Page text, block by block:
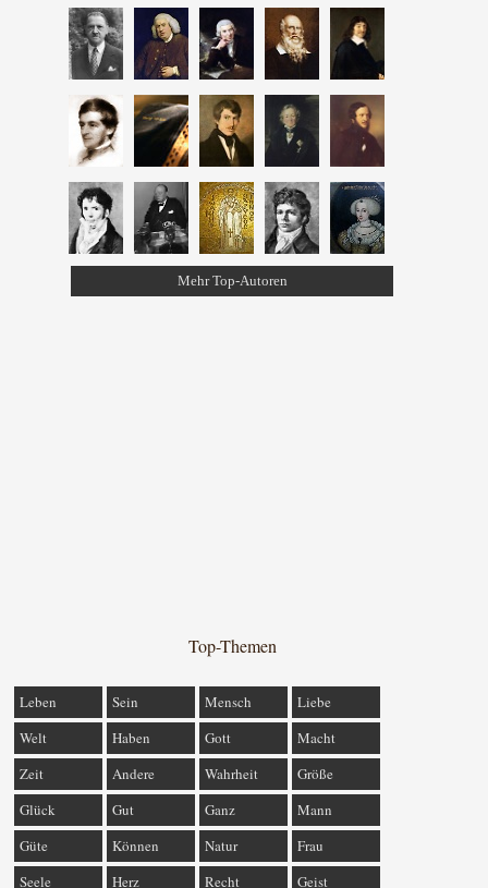
Mehr Top-Autoren
Top-Themen
Leben Sein Mensch
Liebe
Welt
Haben Gott
Macht
Zeit
Andere Wahrheit
Größe
Glück
Gut Ganz
Mann
Güte
Können Natur
Frau
Seele
Herz Recht Geist